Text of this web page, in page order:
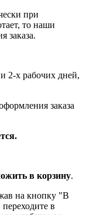
при
то наши
заказа.
2-х рабочих дней,
заказа
в корзину.
на кнопку "В
в